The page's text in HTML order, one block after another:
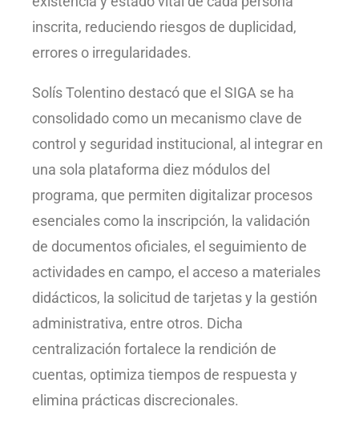
inscrita, reduciendo riesgos de duplicidad,
errores o irregularidades.
Solís Tolentino destacó que el SIGA se ha
consolidado como un mecanismo clave de
control y seguridad institucional, al integrar en
una sola plataforma diez módulos del
programa, que permiten digitalizar procesos
esenciales como la inscripción, la validación
de documentos oficiales, el seguimiento de
actividades en campo, el acceso a materiales
didácticos, la solicitud de tarjetas y la gestión
administrativa, entre otros. Dicha
centralización fortalece la rendición de
cuentas, optimiza tiempos de respuesta y
elimina prácticas discrecionales.